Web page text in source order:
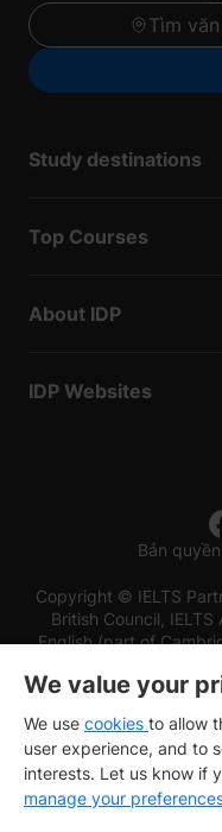
Tìm
Study destinations
Top Courses
About IDP
IDP Websites
Bản quyền
Copyright © IELTS
British Council,
English (part of
Các nhà đầu
We value your
We use cookies to allow
user experience, and to
interests. Let us know if
manage your